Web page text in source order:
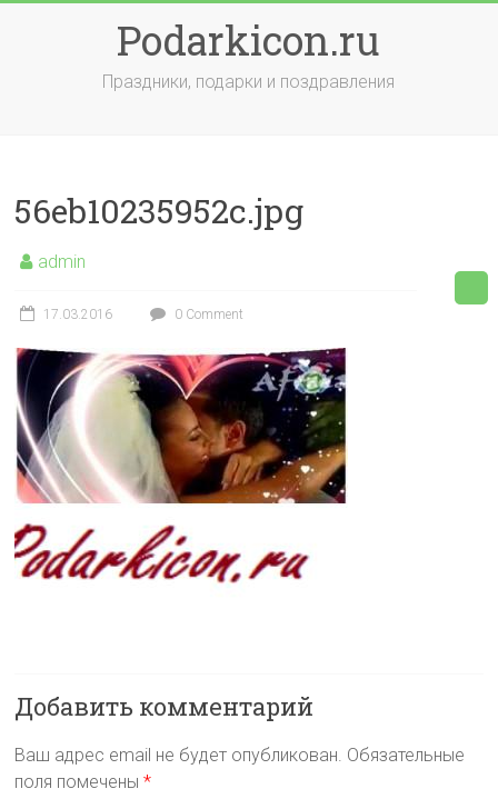
Podarkicon.ru
Праздники, подарки и поздравления
56eb10235952c.jpg
admin
17.03.2016 0 Comment
Добавить комментарий
Ваш адрес email не будет опубликован. Обязательные
поля помечены*